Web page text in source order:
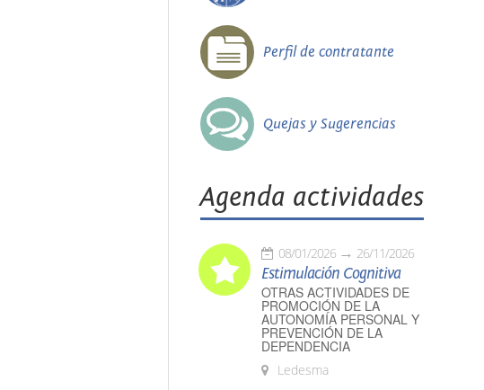
Perfil de contratante
Quejas y Sugerencias
Agenda actividades
08/01/2026 26/11/2026
Estimulación Cognitiva
OTRAS ACTIVIDADES DE
PROMOCIÓN DE LA
AUTONOMÍA PERSONAL Y
PREVENCIÓN DE LA
DEPENDENCIA
Ledesma